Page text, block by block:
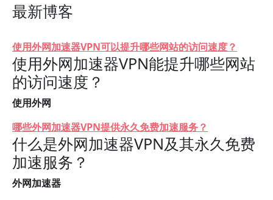
最新博客
使用外网加速器VPN可以提升哪些网站的访问速度？
使用外网加速器VPN能提升哪些网站
的访问速度？
使用外网
哪些外网加速器VPN提供永久免费加速服务？
什么是外网加速器VPN及其永久免费
加速服务？
外网加速器